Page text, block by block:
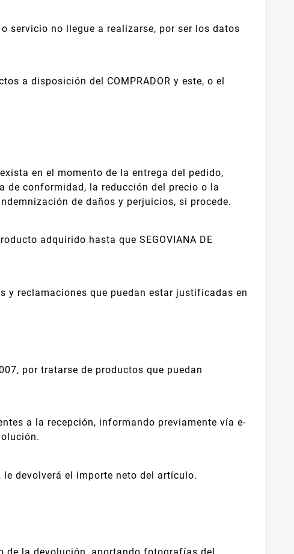
servicio no llegue a realizarse, por ser los datos
a disposición del COMPRADOR y este, o el
en el momento de la entrega del pedido,
de conformidad, la reducción del precio o la
de daños y perjuicios, si procede.
adquirido hasta que SEGOVIANA DE
y reclamaciones que puedan estar justificadas en
por tratarse de productos que puedan
a la recepción, informando previamente vía e-
le devolverá el importe neto del artículo.